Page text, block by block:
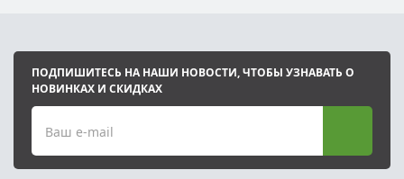
ПОДПИШИТЕСЬ НА НАШИ НОВОСТИ, ЧТОБЫ УЗНАВАТЬ О
НОВИНКАХ И СКИДКАХ
Ваш e-mail